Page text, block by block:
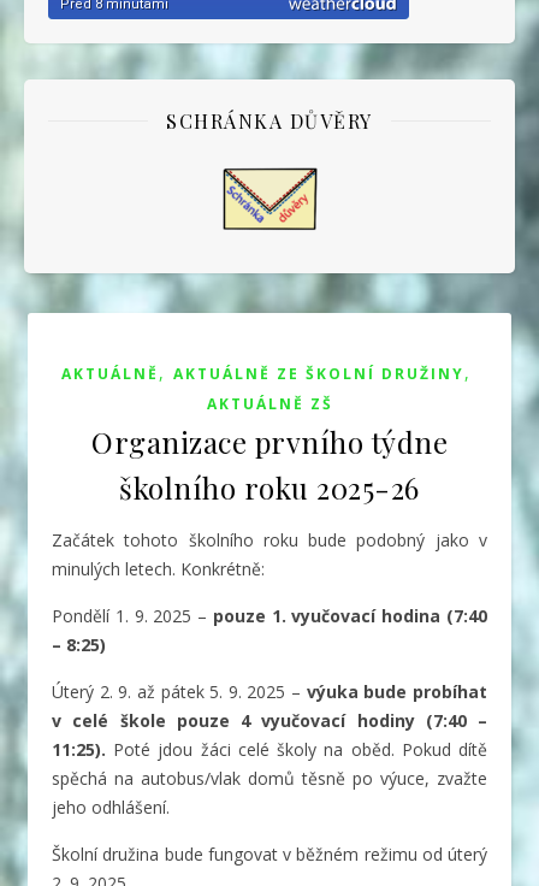
SCHRÁNKA DŮVĚRY
AKTUÁLNĚ , AKTUÁLNĚ ZE ŠKOLNÍ DRUŽINY,
AKTUÁLNĚ ZŠ
Organizace prvního týdne
školního roku 2025-26
Začátek tohoto školního roku bude podobný jako v
minulých letech. Konkrétně:
Pondělí 1. 9. 2025 – pouze 1. vyučovací hodina (7:40
– 8:25)
Úterý 2. 9. až pátek 5. 9. 2025 – výuka bude probíhat
v celé škole pouze 4 vyučovací hodiny (7:40 –
11:25). Poté jdou žáci celé školy na oběd. Pokud dítě
spěchá na autobus/vlak domů těsně po výuce, zvažte
jeho odhlášení.
Školní družina bude fungovat v běžném režimu od úterý